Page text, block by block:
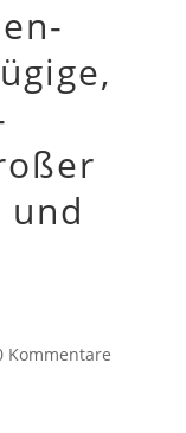
und
Kommentare